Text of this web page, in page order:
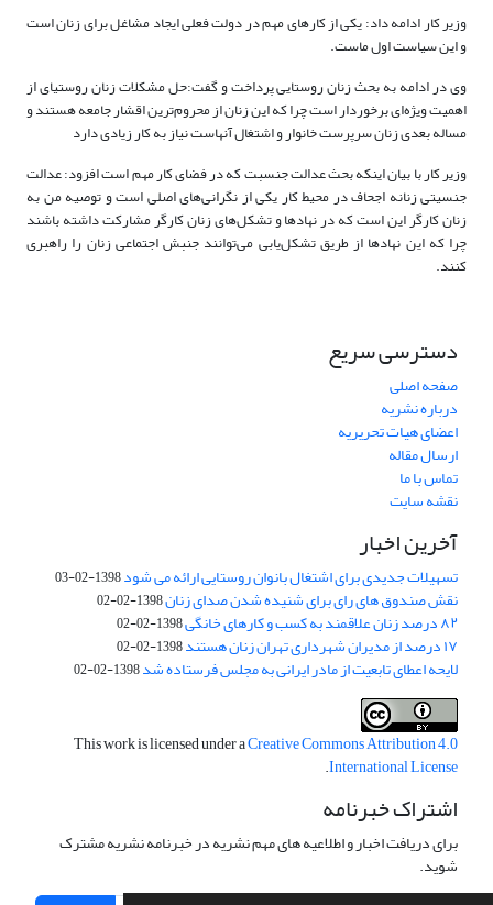
وزیر کار ادامه داد: یکی از کارهای مهم در دولت فعلی ایجاد مشاغل برای زنان است
و این سیاست اول ماست.
وی در ادامه به بحث زنان روستایی پرداخت و گفت:‌حل مشکلات زنان روستیای از
اهمیت ویژه‌ای برخوردار است چرا که این زنان از محروم‌ترین اقشار جامعه هستند و
مساله بعدی زنان سرپرست خانوار و اشتغال آنهاست نیاز به کار زیادی دارد
وزیر کار با بیان اینکه بحث عدالت جنسبت که در فضای کار مهم است افزود: عدالت
جنسیتی زنانه اجحاف در محیط کار یکی از نگرانی‌های اصلی است و توصیه من به
زنان کارگر این است که در نهادها و تشکل‌های زنان کارگر مشارکت داشته باشند
چرا که این نهادها از طریق تشکل‌یابی می‌توانند جنبش اجتماعی زنان را راهبری
کنند.
دسترسی سریع
صفحه اصلی
درباره نشریه
اعضای هیات تحریریه
ارسال مقاله
تماس با ما
نقشه سایت
آخرین اخبار
تسهیلات جدیدی برای اشتغال بانوان روستایی ارائه می شود1398-02-03
نقش صندوق های رای برای شنیده شدن صدای زنان1398-02-02
۸۲ درصد زنان علاقمند به کسب و کارهای خانگی 1398-02-02
۱۷ درصد از مدیران شهرداری تهران زنان هستند 1398-02-02
لایحه اعطای تابعیت از مادر ایرانی به مجلس فرستاده شد1398-02-02
This work is licensed under aCreative Commons Attribution 4.0
International License
.
اشتراک خبرنامه
برای دریافت اخبار و اطلاعیه های مهم نشریه در خبرنامه نشریه مشترک
شوید.